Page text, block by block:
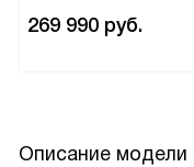
269 990 руб.
Описание модели